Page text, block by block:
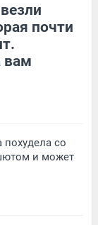
почти
вам
похудела со
и может